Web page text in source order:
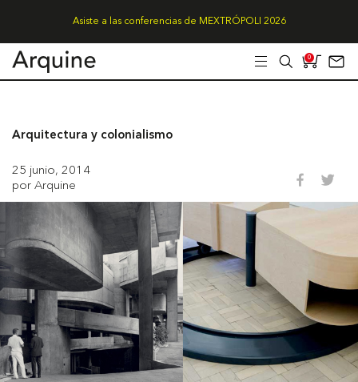
Asiste a las conferencias de MEXTRÓPOLI 2026
0
Arquitectura y colonialismo
25 junio, 2014
por Arquine